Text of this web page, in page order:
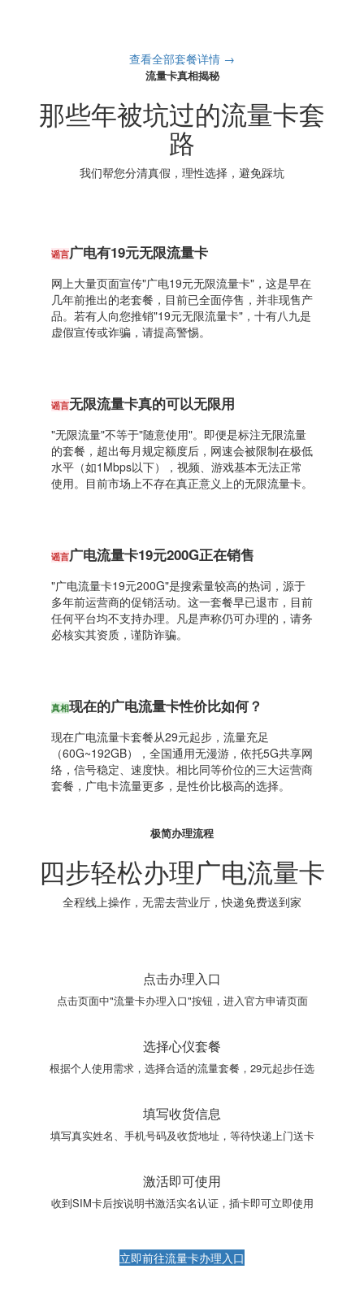
查看全部套餐详情 →
流量卡真相揭秘
那些年被坑过的流量卡套
路
我们帮您分清真假，理性选择，避免踩坑
谣言广电有19元无限流量卡
网上大量页面宣传"广电19元无限流量卡"，这是早在
几年前推出的老套餐，目前已全面停售，并非现售产
品。若有人向您推销"19元无限流量卡"，十有八九是
虚假宣传或诈骗，请提高警惕。
谣言无限流量卡真的可以无限用
"无限流量"不等于"随意使用"。即便是标注无限流量
的套餐，超出每月规定额度后，网速会被限制在极低
水平（如1Mbps以下），视频、游戏基本无法正常
使用。目前市场上不存在真正意义上的无限流量卡。
谣言广电流量卡19元200G正在销售
"广电流量卡19元200G"是搜索量较高的热词，源于
多年前运营商的促销活动。这一套餐早已退市，目前
任何平台均不支持办理。凡是声称仍可办理的，请务
必核实其资质，谨防诈骗。
真相现在的广电流量卡性价比如何？
现在广电流量卡套餐从29元起步，流量充足
（60G~192GB），全国通用无漫游，依托5G共享网
络，信号稳定、速度快。相比同等价位的三大运营商
套餐，广电卡流量更多，是性价比极高的选择。
极简办理流程
四步轻松办理广电流量卡
全程线上操作，无需去营业厅，快递免费送到家
点击办理入口
点击页面中"流量卡办理入口"按钮，进入官方申请页面
选择心仪套餐
根据个人使用需求，选择合适的流量套餐，29元起步任选
填写收货信息
填写真实姓名、手机号码及收货地址，等待快递上门送卡
激活即可使用
收到SIM卡后按说明书激活实名认证，插卡即可立即使用
立即前往流量卡办理入口